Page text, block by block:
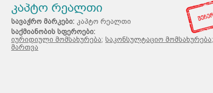
კაპტო რეალთი
სავაჭრო მარკები: კაპტო რეალთი
საქმიანობის სფეროები:
იურიდიული მომსახურება; საკონსულტაციო მომსახურება;
მართვა